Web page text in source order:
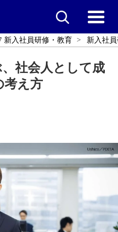
新入社員研修・教育 新入社
社会人として成
考え方